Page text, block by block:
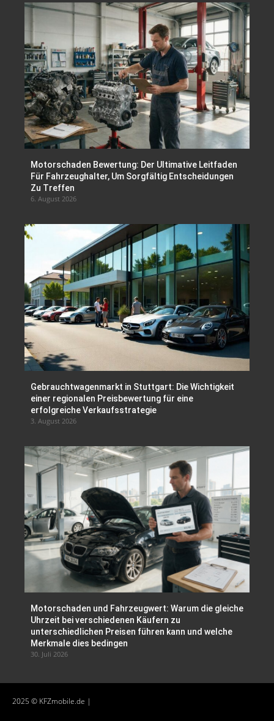
Motorschaden Bewertung: Der Ultimative Leitfaden
Für Fahrzeughalter, Um Sorgfältig Entscheidungen
Zu Treffen
6. August 2026
Gebrauchtwagenmarkt in Stuttgart: Die Wichtigkeit
einer regionalen Preisbewertung für eine
erfolgreiche Verkaufsstrategie
3. August 2026
Motorschaden und Fahrzeugwert: Warum die gleiche
Uhrzeit bei verschiedenen Käufern zu
unterschiedlichen Preisen führen kann und welche
Merkmale dies bedingen
30. Juli 2026
2025 © KFZmobile.de |